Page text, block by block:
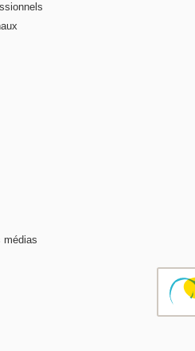
médias